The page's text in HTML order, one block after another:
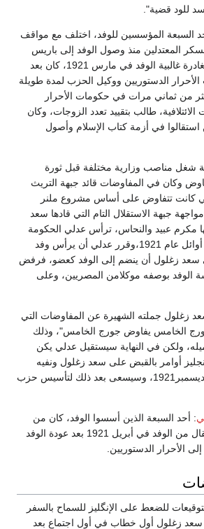
للود قضية".
السبعة المؤسسين للوفد، اختلف مع مواقف
المعتدلين منذ وصول الوفد إلى باريس
في أبريل 1919 حتى مغادرة غالبية الوفد في مارس 1921، كان بعد
الدستوريين ووكيل الحزب لمدة طويلة
من ثماني مرات في حكومات الأحرار
طالب بتقييد تعدد الزوجات، وكان
استقالوا في أزمة كتاب الإسلام وأصول
شغل مناصب وزارية مختلفة قبل ثورة
وكان في المفاوضات قائد جبهة التريث
كانت تتفاوض على أساس مشروع ملنر
جبهة الاستقلال التام التي قادها سعد
مكرم عبيد والنحاس، ترأس عدلي الحكومة
بعد عودة الوفد، أي في أوائل عام 1921،وقرر عدلي أن يرأس وفد
زغلول أن ينضم إلى الوفد كعضو، فرفض
الوفد بوصفه موكلامن المصريين، وعلى
زغلول جملته الشهيرة عن المفاوضات التي
الخامس يفاوض جورج الخامس"، وذلك
ولكن في النهاية سيستقيل عدلي يكن
أوامر بالقبض على سعد زغلول ونفيه
(الثاني إلى سيشل في ديسمبر1921، وسيسعى بعد ذلك لتأسيس حزب
: أحد السبعة الذين أسسوا الوفد، كان من
مجموعة المعتدلين استقال من الوفد في أبريل 1921 بعد عودة الوفد
الأحرار الدستوريين.
للضعط على الإنگليز للسماح بالسفر
سعد زغلول أول خطاب في أول اجتماع بعد